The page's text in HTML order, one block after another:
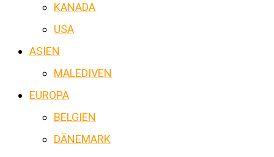
KANADA
USA
ASIEN
MALEDIVEN
EUROPA
BELGIEN
DÄNEMARK